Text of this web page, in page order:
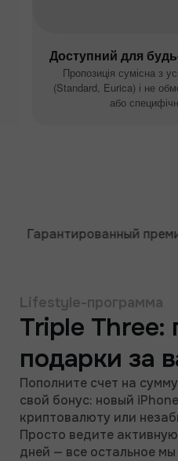
Доступний для
Пропозиція сумісна з
(Standard, Eurica) і не
або
Гарантированный
Lifestyle-программа
Triple
подарки за
Пополните счет на
свой бонус: новый
криптовалюту или
Просто ведите
дней — все остальное